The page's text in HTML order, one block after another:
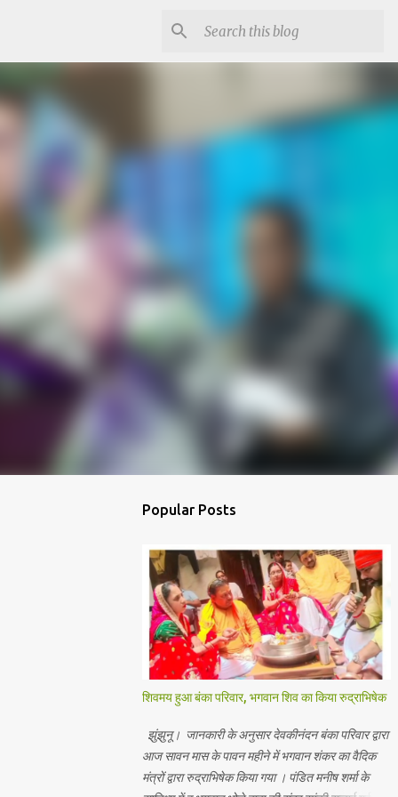
Popular Posts
शिवमय हुआ बंका परिवार, भगवान शिव का किया रुद्राभिषेक
झुंझुनू। जानकारी के अनुसार देवकीनंदन बंका परिवार द्वारा
आज सावन मास के पावन महीने में भगवान शंकर का वैदिक
मंत्रों द्वारा रुद्राभिषेक किया गया । पंडित मनीष शर्मा के